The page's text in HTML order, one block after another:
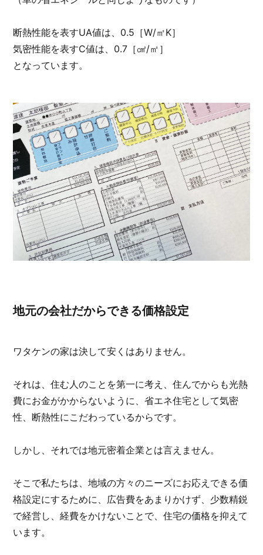
断熱性能を表すUA値は、0.5［W/㎡K］
気密性能を表すC値は、0.7［㎠/㎡］
となっています。
地元の会社だからできる価格設定
ワタケンの家は決して安くはありません。
それは、住む人のことを第一に考え、住んでからも光熱
費にお金がかからないように、省エネ住宅として気密
性、断熱性にこだわっているからです。
しかし、それでは地元密着企業とは言えません。
そこで私たちは、地域の方々のニーズにお応えできる価
格設定にするために、広告費をあまりかけず、少数精鋭
で経営し、経費をかけないことで、住宅の価格を抑えて
います。